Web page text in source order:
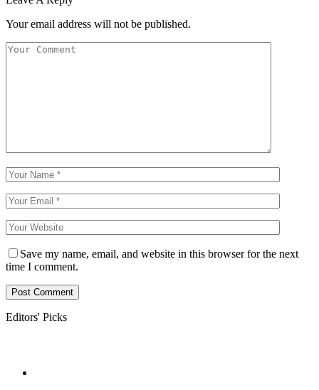
Your email address will not be published.
Save my name, email, and website in this browser for the next
time I comment.
Editors' Picks